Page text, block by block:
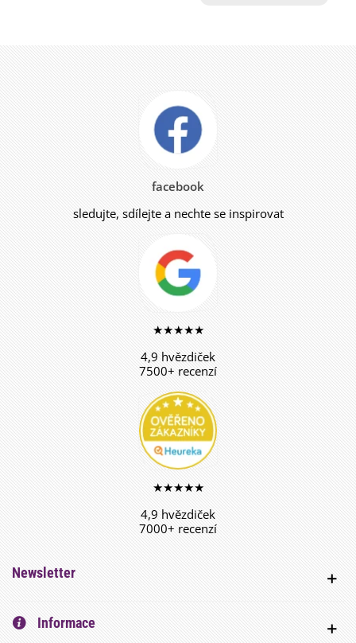
facebook
sledujte, sdílejte a nechte se inspirovat
★★★★★
4,9 hvězdiček
7500+ recenzí
★★★★★
4,9 hvězdiček
7000+ recenzí
Newsletter
Informace